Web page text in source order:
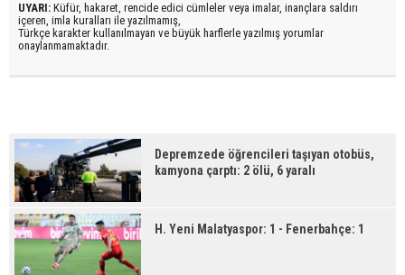
UYARI: Küfür, hakaret, rencide edici cümleler veya imalar, inançlara saldırı
içeren, imla kuralları ile yazılmamış,
Türkçe karakter kullanılmayan ve büyük harflerle yazılmış yorumlar
onaylanmamaktadır.
Depremzede öğrencileri taşıyan otobüs,
kamyona çarptı: 2 ölü, 6 yaralı
H. Yeni Malatyaspor: 1 - Fenerbahçe: 1